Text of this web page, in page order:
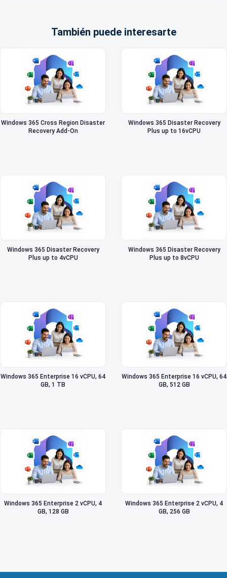
También puede interesarte
Windows 365 Cross Region Disaster
Recovery Add-On
Windows 365 Disaster Recovery
Plus up to 16vCPU
Windows 365 Disaster Recovery
Plus up to 4vCPU
Windows 365 Disaster Recovery
Plus up to 8vCPU
Windows 365 Enterprise 16 vCPU, 64
GB, 1 TB
Windows 365 Enterprise 16 vCPU, 64
GB, 512 GB
Windows 365 Enterprise 2 vCPU, 4
GB, 128 GB
Windows 365 Enterprise 2 vCPU, 4
GB, 256 GB